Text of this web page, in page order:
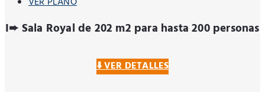
I➨ Sala Royal de 202 m2 para hasta 200 personas
⬇️ VER DETALLES